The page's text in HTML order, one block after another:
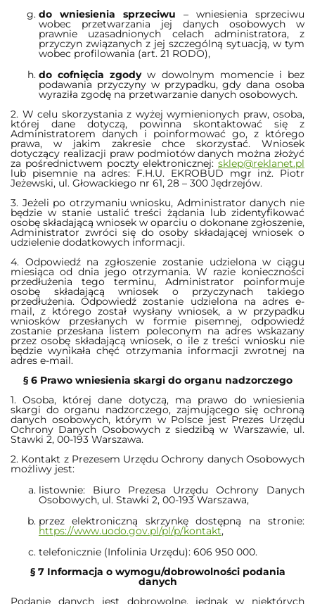
do wniesienia sprzeciwu – wniesienia sprzeciwu
wobec przetwarzania jej danych osobowych w
prawnie uzasadnionych celach administratora, z
przyczyn związanych z jej szczególną sytuacją, w tym
wobec profilowania (art. 21 RODO),
do cofnięcia zgodyw dowolnym momencie i bez
podawania przyczyny w przypadku, gdy dana osoba
wyraziła zgodę na przetwarzanie danych osobowych.
2. W celu skorzystania z wyżej wymienionych praw, osoba,
której dane dotyczą, powinna skontaktować się z
Administratorem danych i poinformować go, z którego
prawa, w jakim zakresie chce skorzystać. Wniosek
dotyczący realizacji praw podmiotów danych można złożyć
za pośrednictwem poczty elektronicznej:sklep@reklanet.pl
lub pisemnie na adres: F.H.U. EKROBUD mgr inż. Piotr
Jeżewski, ul. Głowackiego nr 61, 28 – 300 Jędrzejów.
3. Jeżeli po otrzymaniu wniosku, Administrator danych nie
będzie w stanie ustalić treści żądania lub zidentyfikować
osobę składającą wniosek w oparciu o dokonane zgłoszenie,
Administrator zwróci się do osoby składającej wniosek o
udzielenie dodatkowych informacji.
4. Odpowiedź na zgłoszenie zostanie udzielona w ciągu
miesiąca od dnia jego otrzymania. W razie konieczności
przedłużenia tego terminu, Administrator poinformuje
osobę składającą wniosek o przyczynach takiego
przedłużenia. Odpowiedź zostanie udzielona na adres e-
mail, z którego został wysłany wniosek, a w przypadku
wniosków przesłanych w formie pisemnej, odpowiedź
zostanie przesłana listem poleconym na adres wskazany
przez osobę składającą wniosek, o ile z treści wniosku nie
będzie wynikała chęć otrzymania informacji zwrotnej na
adres e-mail.
§ 6 Prawo wniesienia skargi do organu nadzorczego
1. Osoba, której dane dotyczą, ma prawo do wniesienia
skargi do organu nadzorczego, zajmującego się ochroną
danych osobowych, którym w Polsce jest Prezes Urzędu
Ochrony Danych Osobowych z siedzibą w Warszawie, ul.
Stawki 2, 00-193 Warszawa.
2. Kontakt z Prezesem Urzędu Ochrony danych Osobowych
możliwy jest:
listownie: Biuro Prezesa Urzędu Ochrony Danych
Osobowych, ul. Stawki 2, 00-193 Warszawa,
przez elektroniczną skrzynkę dostępną na stronie:
https://www.uodo.gov.pl/pl/p/kontakt,
telefonicznie (Infolinia Urzędu): 606 950 000.
§ 7 Informacja o wymogu/dobrowolności podania
danych
Podanie danych jest dobrowolne, jednak w niektórych